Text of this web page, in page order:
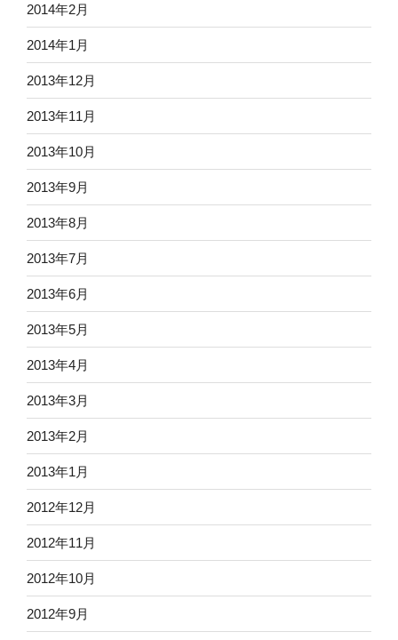
2014年2月
2014年1月
2013年12月
2013年11月
2013年10月
2013年9月
2013年8月
2013年7月
2013年6月
2013年5月
2013年4月
2013年3月
2013年2月
2013年1月
2012年12月
2012年11月
2012年10月
2012年9月